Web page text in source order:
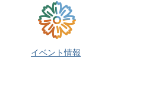
イベント情報